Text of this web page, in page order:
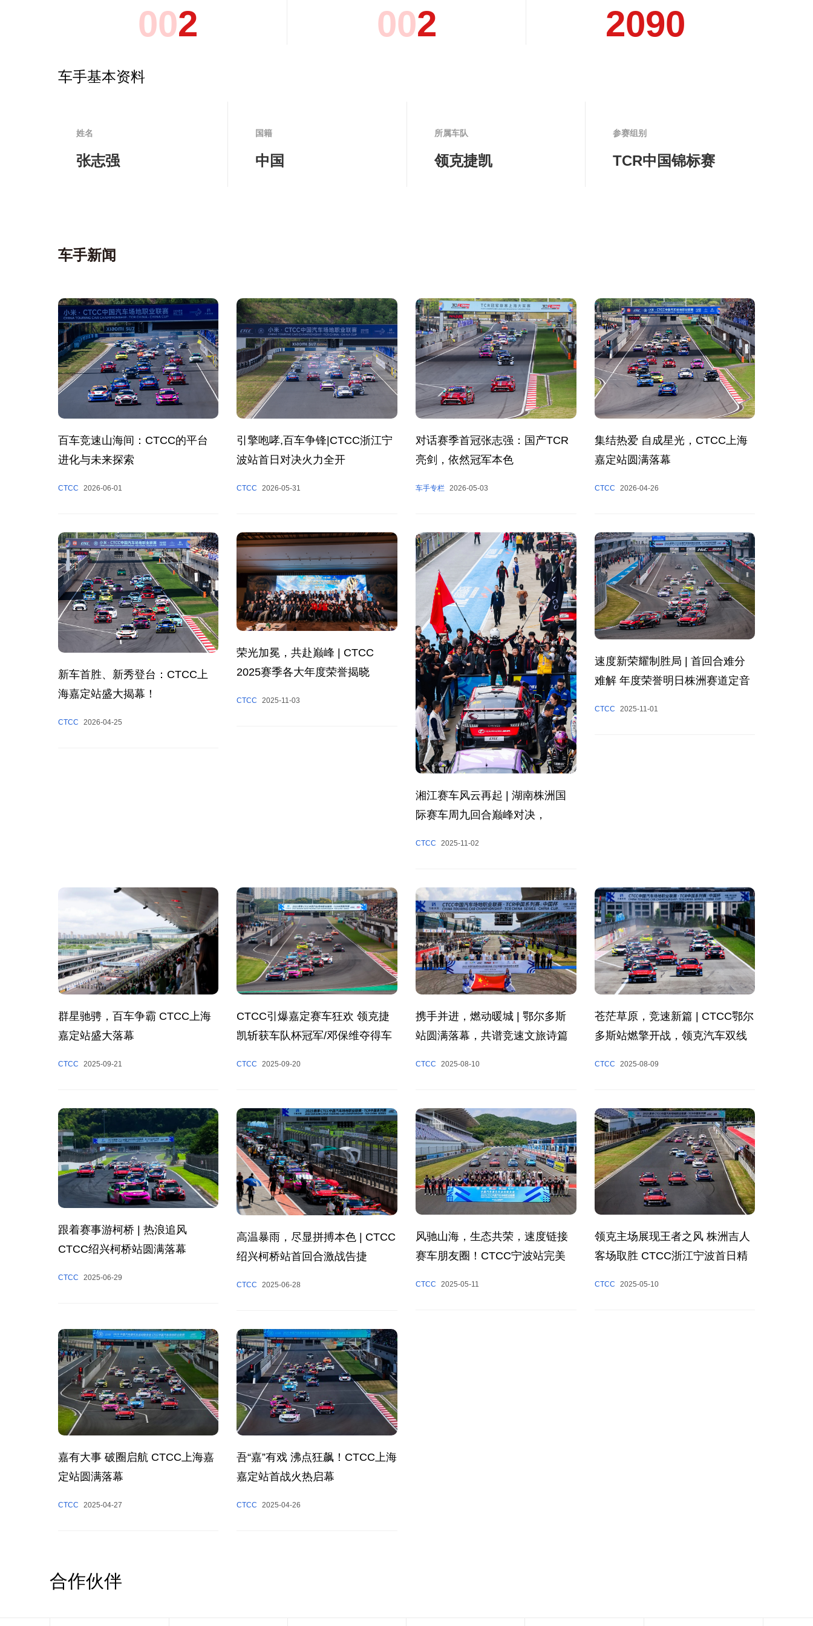
002 002 2090
车手基本资料
姓名
张志强
国籍
中国
所属车队
领克捷凯
参赛组别
TCR中国锦标赛
车手新闻
百车竞速山海间：CTCC的平台
进化与未来探索
CTCC 2026-06-01
引擎咆哮,百车争锋|CTCC浙江宁
波站首日对决火力全开
CTCC 2026-05-31
对话赛季首冠张志强：国产TCR
亮剑，依然冠军本色
车手专栏 2026-05-03
集结热爱 自成星光，CTCC上海
嘉定站圆满落幕
CTCC 2026-04-26
新车首胜、新秀登台：CTCC上
海嘉定站盛大揭幕！
CTCC 2026-04-25
荣光加冕，共赴巅峰 | CTCC
2025赛季各大年度荣誉揭晓
CTCC 2025-11-03
湘江赛车风云再起 | 湖南株洲国
际赛车周九回合巅峰对决，
CTCC 2025-11-02
速度新荣耀制胜局 | 首回合难分
难解 年度荣誉明日株洲赛道定音
CTCC 2025-11-01
群星驰骋，百车争霸 CTCC上海
嘉定站盛大落幕
CTCC 2025-09-21
CTCC引爆嘉定赛车狂欢 领克捷
凯斩获车队杯冠军/邓保维夺得车
CTCC 2025-09-20
携手并进，燃动暖城 | 鄂尔多斯
站圆满落幕，共谱竞速文旅诗篇
CTCC 2025-08-10
苍茫草原，竞速新篇 | CTCC鄂尔
多斯站燃擎开战，领克汽车双线
CTCC 2025-08-09
跟着赛事游柯桥 | 热浪追风
CTCC绍兴柯桥站圆满落幕
CTCC 2025-06-29
高温暴雨，尽显拼搏本色 | CTCC
绍兴柯桥站首回合激战告捷
CTCC 2025-06-28
风驰山海，生态共荣，速度链接
赛车朋友圈！CTCC宁波站完美
CTCC 2025-05-11
领克主场展现王者之风 株洲吉人
客场取胜 CTCC浙江宁波首日精
CTCC 2025-05-10
嘉有大事 破圈启航 CTCC上海嘉
定站圆满落幕
CTCC 2025-04-27
吾“嘉”有戏 沸点狂飙！CTCC上海
嘉定站首战火热启幕
CTCC 2025-04-26
合作伙伴